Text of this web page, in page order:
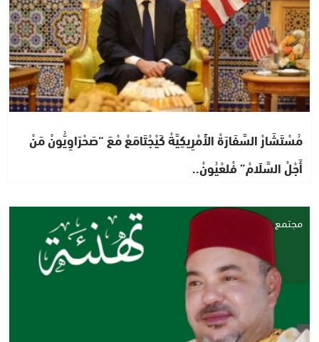
مُسْتَشَارْ السَّفَارَةْ الأَمْرِيكِيَّةْ كَيْجْتَامَعْ مْعَ “صَحْرَاوِيُّونْ مَنْ
أَجْلْ السَّلَامْ” فْلعْيُونْ..
مجتمع